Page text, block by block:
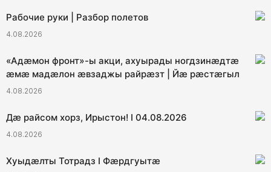
Рабочие руки | Разбор полетов
4.08.2026
«Адæмон фронт»-ы акци, ахуырады ногдзинæдтæ
æмæ мадæлон æвзаджы райрæзт | Йæ рæстæгыл
4.08.2026
Дæ райсом хорз, Ирыстон! I 04.08.2026
4.08.2026
Хуыдæлты Тотрадз I Фæрдгуытæ